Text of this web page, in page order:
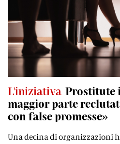
L'iniziativa Prostitute
maggior parte
con false promesse»
Una decina di organizzazioni